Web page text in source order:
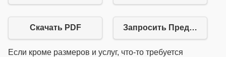
Скачать PDF Запросить
Если кроме размеров и услуг, что-то требуется